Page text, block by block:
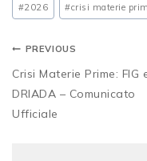
#2026 #crisi materie
PREVIOUS
Crisi Materie Prime: FIG
DRIADA – Comunicato
Ufficiale